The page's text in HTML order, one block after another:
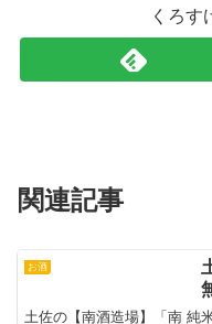
くろす
関連記事
お酒
土佐の【南酒造場】「南 純